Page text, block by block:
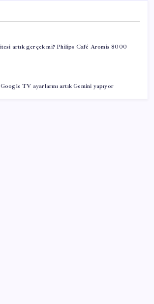
artık gerçek mi? Philips Café Aromis 8000
Google TV ayarlarını artık Gemini yapıyor